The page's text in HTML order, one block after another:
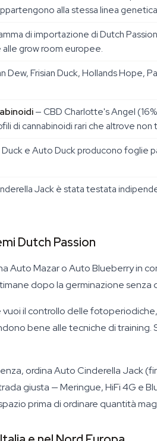
alla stessa linea
di importazione di Dutch
grow room europee.
Dew, Frisian Duck, Hollands Hope,
— CBD Charlotte's Angel
di cannabinoidi rari che altrove non
Duck e Auto Duck producono foglie
Jack è stata testata
Dutch Passion
Auto Mazar o Auto Blueberry in
dopo la germinazione senza
vuoi il controllo delle
bene alle tecniche di
ordina Auto Cinderella Jack
giusta — Meringue, HiFi 4G e
prima di ordinare quantità